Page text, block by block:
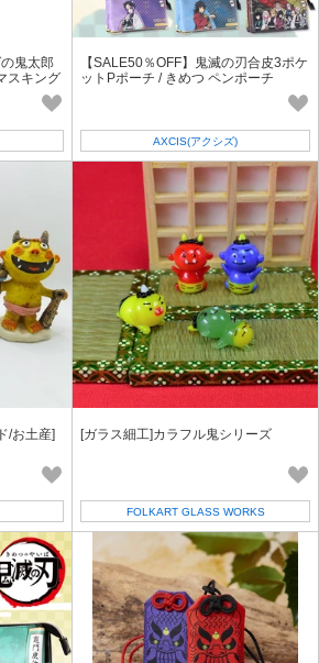
鬼太郎
スキング
【SALE50％OFF】鬼滅の刃合皮3ポケ
ットPポーチ / きめつ ペンポーチ
AXCIS(アクシズ)
/お土産] [ガラス細工]カラフル鬼シリーズ
FOLKART GLASS WORKS